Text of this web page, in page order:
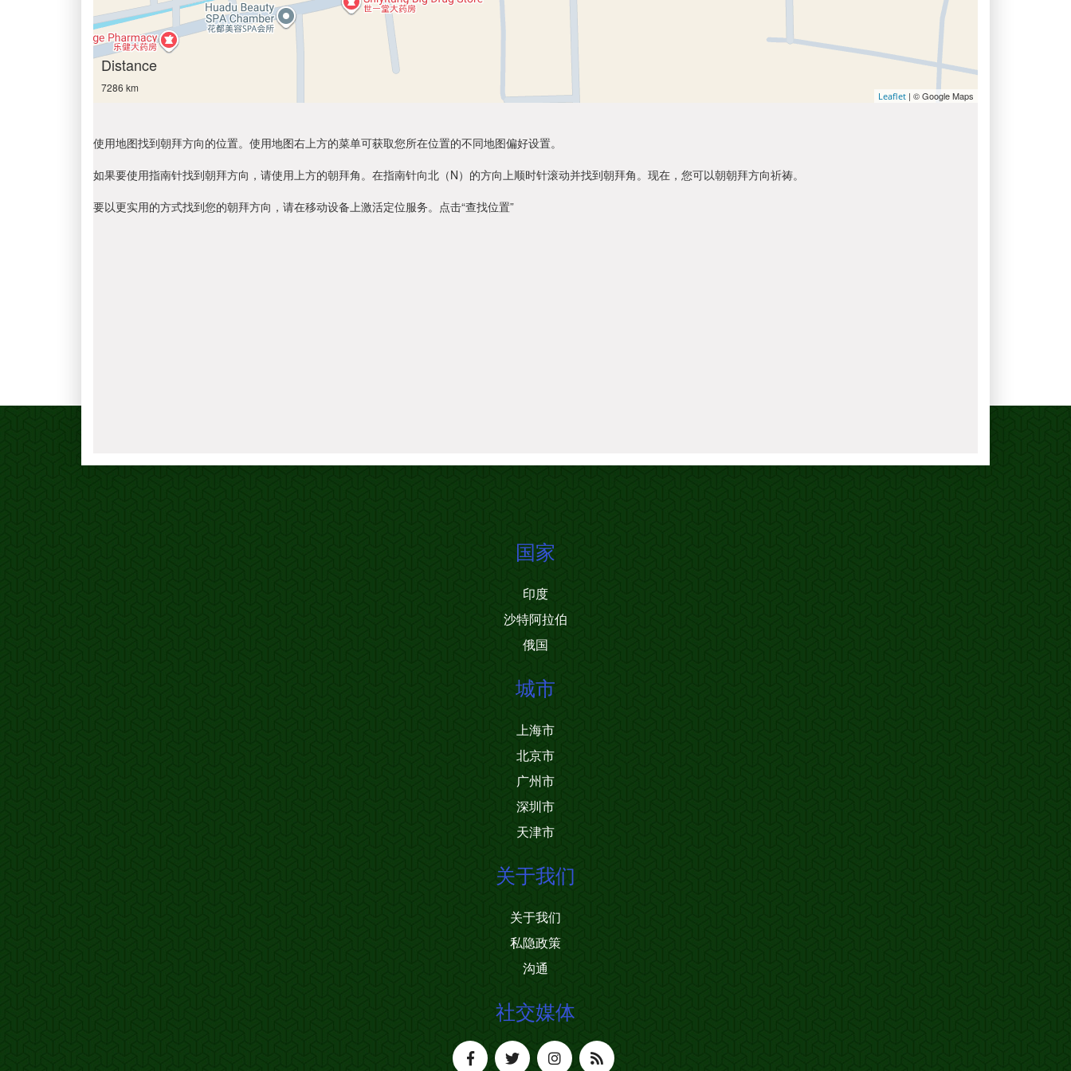
Distance
7286 km
Leaflet | © Google Maps
使用地图找到朝拜方向的位置。使用地图右上方的菜单可获取您所在位置的不同地图偏好设置。
如果要使用指南针找到朝拜方向，请使用上方的朝拜角。在指南针向北（N）的方向上顺时针滚动并找到朝拜角。现在，您可以朝朝拜方向祈祷。
要以更实用的方式找到您的朝拜方向，请在移动设备上激活定位服务。点击“查找位置”
国家
印度
沙特阿拉伯
俄国
城市
上海市
北京市
广州市
深圳市
天津市
关于我们
关于我们
私隐政策
沟通
社交媒体